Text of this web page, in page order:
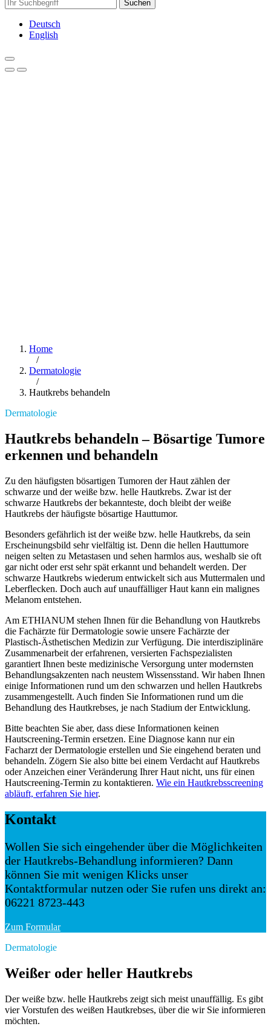
Suchen
Deutsch
English
Home
/
Dermatologie
/
Hautkrebs behandeln
Dermatologie
Hautkrebs behandeln – Bösartige Tumore
erkennen und behandeln
Zu den häufigsten bösartigen Tumoren der Haut zählen der
schwarze und der weiße bzw. helle Hautkrebs. Zwar ist der
schwarze Hautkrebs der bekannteste, doch bleibt der weiße
Hautkrebs der häufigste bösartige Hauttumor.
Besonders gefährlich ist der weiße bzw. helle Hautkrebs, da sein
Erscheinungsbild sehr vielfältig ist. Denn die hellen Hauttumore
neigen selten zu Metastasen und sehen harmlos aus, weshalb sie oft
gar nicht oder erst sehr spät erkannt und behandelt werden. Der
schwarze Hautkrebs wiederum entwickelt sich aus Muttermalen und
Leberflecken. Doch auch auf unauffälliger Haut kann ein malignes
Melanom entstehen.
Am ETHIANUM stehen Ihnen für die Behandlung von Hautkrebs
die Fachärzte für Dermatologie sowie unsere Fachärzte der
Plastisch-Ästhetischen Medizin zur Verfügung. Die interdisziplinäre
Zusammenarbeit der erfahrenen, versierten Fachspezialisten
garantiert Ihnen beste medizinische Versorgung unter modernsten
Behandlungsakzenten nach neustem Wissensstand. Wir haben Ihnen
einige Informationen rund um den schwarzen und hellen Hautkrebs
zusammengestellt. Auch finden Sie Informationen rund um die
Behandlung des Hautkrebses, je nach Stadium der Entwicklung.
Bitte beachten Sie aber, dass diese Informationen keinen
Hautscreening-Termin ersetzen. Eine Diagnose kann nur ein
Facharzt der Dermatologie erstellen und Sie eingehend beraten und
behandeln. Zögern Sie also bitte bei einem Verdacht auf Hautkrebs
oder Anzeichen einer Veränderung Ihrer Haut nicht, uns für einen
Hautscreening-Termin zu kontaktieren. Wie ein Hautkrebsscreening
abläuft, erfahren Sie hier.
Kontakt
Wollen Sie sich eingehender über die Möglichkeiten
der Hautkrebs-Behandlung informieren? Dann
können Sie mit wenigen Klicks unser
Kontaktformular nutzen oder Sie rufen uns direkt an:
06221 8723-443
Zum Formular
Dermatologie
Weißer oder heller Hautkrebs
Der weiße bzw. helle Hautkrebs zeigt sich meist unauffällig. Es gibt
vier Vorstufen des weißen Hautkrebses, über die wir Sie informieren
möchten.